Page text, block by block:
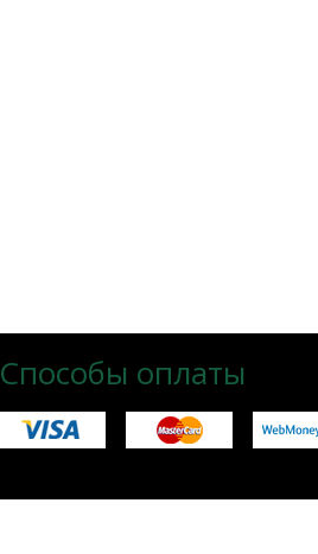
Способы оплаты